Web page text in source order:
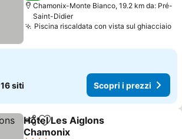
Chamonix-Monte Bianco, 19.2 km da: Pré-
Saint-Didier
Piscina riscaldata con vista sul ghiacciaio
16 siti Scopri i prezzi
CondividiAggiungi ai preferiti
Hôtel Les Aiglons
Chamonix